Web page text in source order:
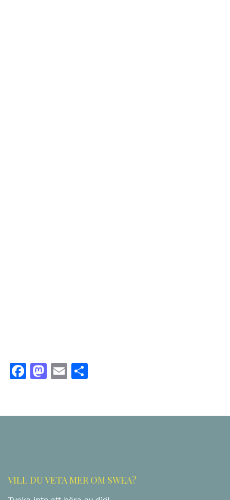
Facebook
Mastodon
Email
VILL DU VETA MER OM SWEA?